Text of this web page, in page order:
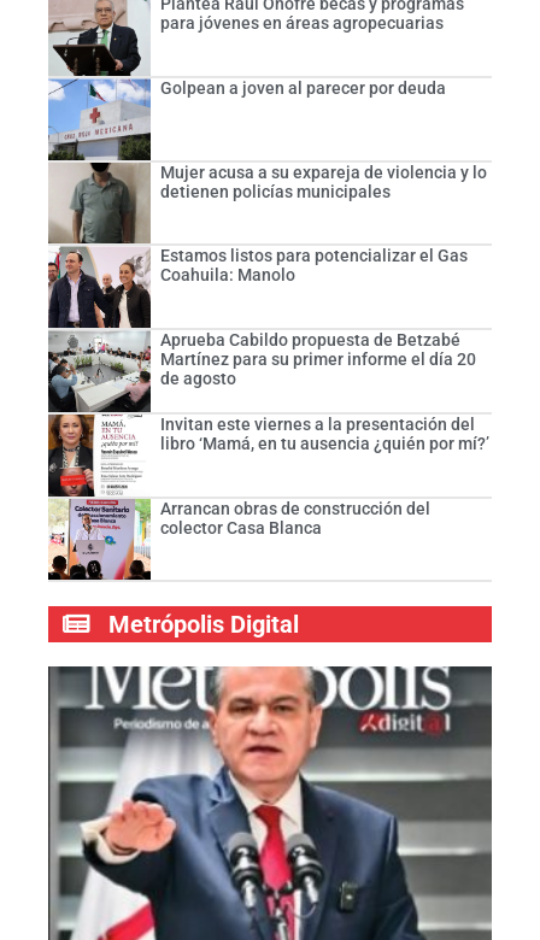
Plantea Raúl Onofre becas y programas
para jóvenes en áreas agropecuarias
Golpean a joven al parecer por deuda
Mujer acusa a su expareja de violencia y lo
detienen policías municipales
Estamos listos para potencializar el Gas
Coahuila: Manolo
Aprueba Cabildo propuesta de Betzabé
Martínez para su primer informe el día 20
de agosto
Invitan este viernes a la presentación del
libro ‘Mamá, en tu ausencia ¿quién por mí?’
Arrancan obras de construcción del
colector Casa Blanca
Metrópolis Digital